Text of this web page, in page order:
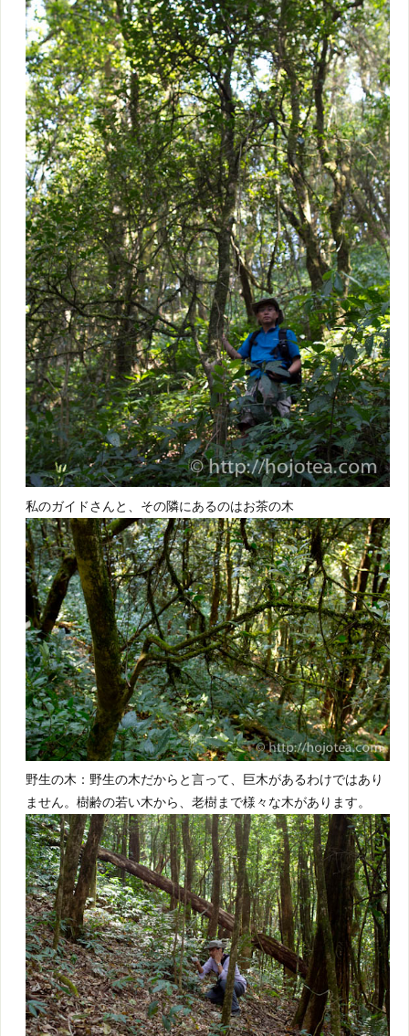
私のガイドさんと、その隣にあるのはお茶の木
野生の木：野生の木だからと言って、巨木があるわけではあり
ません。樹齢の若い木から、老樹まで様々な木があります。